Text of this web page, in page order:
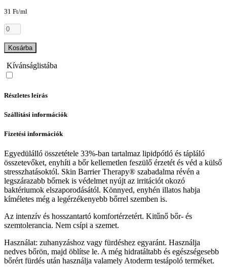
31 Ft/ml
Kosárba
Kívánságlistába
Részletes leírás
Szállítási információk
Fizetési információk
Egyedülálló összetétele 33%-ban tartalmaz lipidpótló és tápláló
összetevőket, enyhíti a bőr kellemetlen feszülő érzetét és véd a külső
stresszhatásoktól. Skin Barrier Therapy® szabadalma révén a
legszárazabb bőrnek is védelmet nyújt az irritációt okozó
baktériumok elszaporodásától. Könnyed, enyhén illatos habja
kíméletes még a legérzékenyebb bőrrel szemben is.
Az intenzív és hosszantartó komfortérzetért. Kitűnő bőr- és
szemtolerancia. Nem csípi a szemet.
Használat: zuhanyzáshoz vagy fürdéshez egyaránt. Használja
nedves bőrön, majd öblítse le. A még hidratáltabb és egészségesebb
bőrért fürdés után használja valamely Atoderm testápoló terméket.